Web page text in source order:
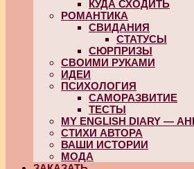
КУДА СХОДИТЬ
РОМАНТИКА
СВИДАНИЯ
СТАТУСЫ
СЮРПРИЗЫ
СВОИМИ РУКАМИ
ИДЕИ
ПСИХОЛОГИЯ
САМОРАЗВИТИЕ
ТЕСТЫ
MY ENGLISH DIARY —
СТИХИ АВТОРА
ВАШИ ИСТОРИИ
МОДА